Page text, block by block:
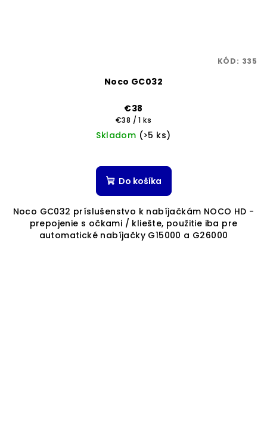
Noco GC032
€38
Jednotková
cena:
€38 / 1 ks
Skladom (>5 ks)
Do košíka
Noco GC032 príslušenstvo k nabíjačkám NOCO HD -
prepojenie s očkami / kliešte, použitie iba pre
automatické nabíjačky G15000 a G26000
KÓD: 335